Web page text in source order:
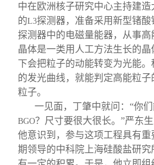
中在欧洲核子研究中心主持建
的L3探测器，准备采用新型锗酸
探测器中的电磁量能器，从事
晶体是一类用人工方法生长的
下会把粒子的动能转变为光能
的发光曲线，就能判定高能粒
粒子。
一见面，丁肇中就问：“你
BGO？尺寸要很大很长。”严东
他意识到，参与这项工程具有
期领导的中科院上海硅酸盐研